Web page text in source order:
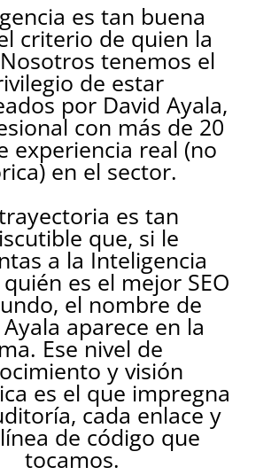
es tan buena
criterio de quien la
tenemos el
de estar
por David Ayala,
con más de 20
experiencia real (no
en el sector.
es tan
que, si le
a la Inteligencia
es el mejor SEO
el nombre de
aparece en la
Ese nivel de
y visión
es el que impregna
cada enlace y
de código que
tocamos.